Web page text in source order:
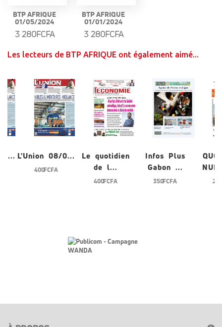
BTP AFRIQUE
01/05/2024
3 280FCFA
BTP AFRIQUE
01/01/2024
3 280FCFA
Les lecteurs de BTP AFRIQUE ont également aimé...
0... L'Union 08/0...
400 FCFA
Le quotidien
de l...
400 FCFA
Infos Plus
Gabon ...
350 FCFA